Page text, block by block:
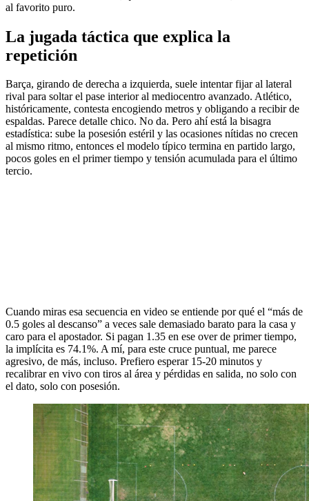
al favorito puro.
La jugada táctica que explica la
repetición
Barça, girando de derecha a izquierda, suele intentar fijar al lateral
rival para soltar el pase interior al mediocentro avanzado. Atlético,
históricamente, contesta encogiendo metros y obligando a recibir de
espaldas. Parece detalle chico. No da. Pero ahí está la bisagra
estadística: sube la posesión estéril y las ocasiones nítidas no crecen
al mismo ritmo, entonces el modelo típico termina en partido largo,
pocos goles en el primer tiempo y tensión acumulada para el último
tercio.
Cuando miras esa secuencia en video se entiende por qué el “más de
0.5 goles al descanso” a veces sale demasiado barato para la casa y
caro para el apostador. Si pagan 1.35 en ese over de primer tiempo,
la implícita es 74.1%. A mí, para este cruce puntual, me parece
agresivo, de más, incluso. Prefiero esperar 15-20 minutos y
recalibrar en vivo con tiros al área y pérdidas en salida, no solo con
el dato, solo con posesión.